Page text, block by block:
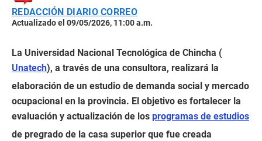
REDACCIÓN DIARIO CORREO
Actualizado el 09/05/2026, 11:00 a.m.
La Universidad Nacional Tecnológica de Chincha (
Unatech), a través de una consultora, realizará la
elaboración de un estudio de demanda social y mercado
ocupacional en la provincia. El objetivo es fortalecer la
evaluación y actualización de los programas de estudios
de pregrado de la casa superior que fue creada